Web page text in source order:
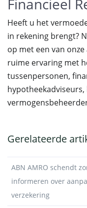
Financieel
Heeft u het
in rekening brengt?
op met een van
ruime ervaring met
tussenpersonen,
Gerelateerde
ABN AMRO schendt
informeren over
verzekering